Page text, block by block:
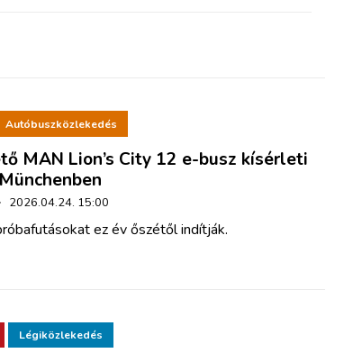
Autóbuszközlekedés
MAN Lion’s City 12 e-busz kísérleti
· 2026.04.24. 15:00
ez év őszétől indítják.
Légiközlekedés